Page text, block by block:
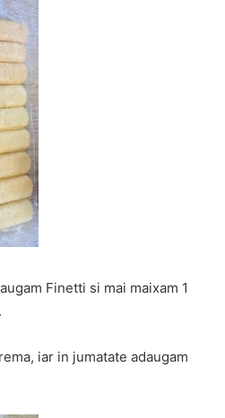
Finetti si mai maixam 1
iar in jumatate adaugam